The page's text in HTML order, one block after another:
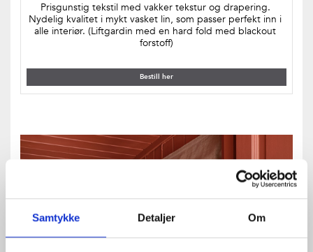
Samtykke Detaljer Om
Prisgunstig tekstil med vakker tekstur og drapering.
Nydelig kvalitet i mykt vasket lin, som passer perfekt inn i
alle interiør. (Liftgardin med en hard fold med blackout
forstoff)
Bestill her